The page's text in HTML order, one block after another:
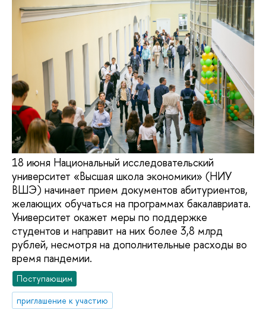
18 июня Национальный исследовательский
университет «Высшая школа экономики» (НИУ
ВШЭ) начинает прием документов абитуриентов,
желающих обучаться на программах бакалавриата.
Университет окажет меры по поддержке
студентов и направит на них более 3,8 млрд
рублей, несмотря на дополнительные расходы во
время пандемии.
Поступающим
приглашение к участию